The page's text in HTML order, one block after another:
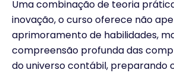
Uma combinação de teoria
inovação, o curso oferece não
aprimoramento de habilidades,
compreensão profunda das
do universo contábil, preparando